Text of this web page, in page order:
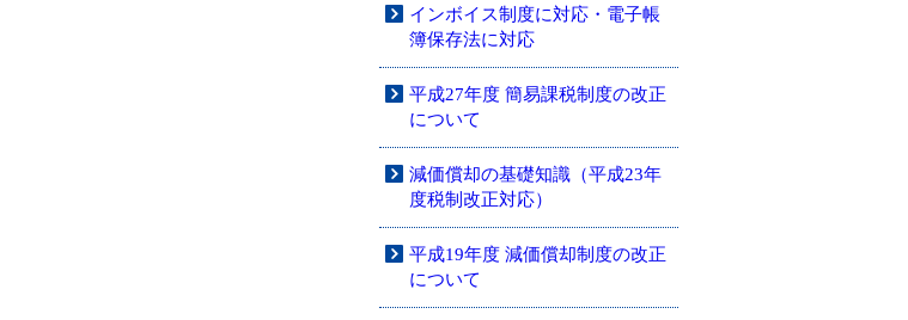
インボイス制度に対応・電子帳
簿保存法に対応
平成27年度 簡易課税制度の改正
について
減価償却の基礎知識（平成23年
度税制改正対応）
平成19年度 減価償却制度の改正
について